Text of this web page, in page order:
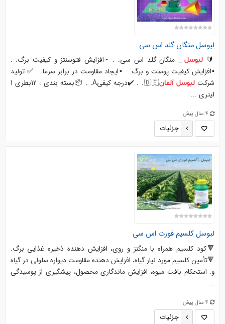
لبوسلمنگان گلد اس سی
🔰لبوسل _ منگان گلد اس سی. . ▪️افزایش فتوسنتز و کیفیت برگ. .
▪️افزایش کیفیت پوست و برگ. . ▪️ایجاد مقاومت در برابر سرما. . ✅ تولید
شرکت لبوسل آلمان
🇩🇪. . ✔️درجه کیفیA. . 📦بسته بندی : 12بطری 1
لیتری ...
4 سال پیش
جزئیات
لبوسلکلسیم فورت اس سی
🔻کود کلسيم همراه با منگنز و روی، افزايش دهنده ذخيره غذايی برگ.
🔻تأمين کلسيم مورد نياز گياه، افزايش دهنده مقاومت ديواره سلولی در گياه
و. استحکام بافت ميوه، افزايش ماندگاری محصول، پيشگيری از پوسيدگی
...
4 سال پیش
جزئیات